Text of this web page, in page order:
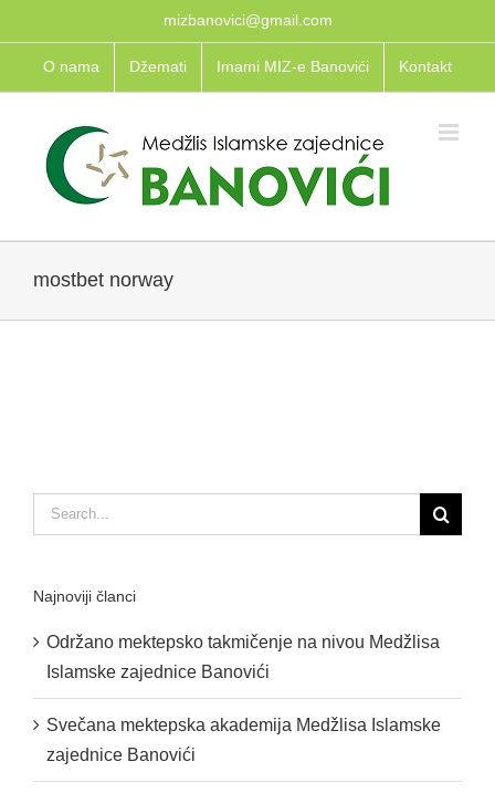
to
content
mizbanovici@gmail.com
O nama Džemati Imami MIZ-e Banovići Kontakt
mostbet norway
Search
for:
Najnoviji članci
Održano mektepsko takmičenje na nivou Medžlisa
Islamske zajednice Banovići
Svečana mektepska akademija Medžlisa Islamske
zajednice Banovići